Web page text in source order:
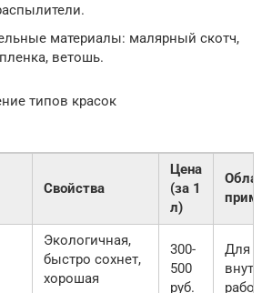
материалы: малярный скотч,
ветошь.
типов красок
Свойства
Цена
(за 1
л)
Экологичная,
быстро сохнет,
хорошая
300-
500
руб.
Для
работ